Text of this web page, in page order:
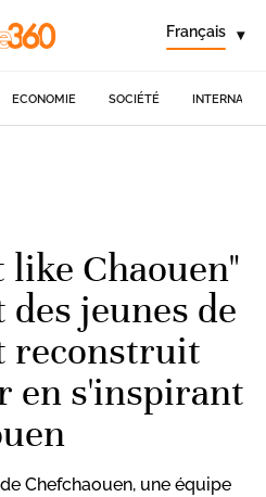
Français ▾
ECONOMIE SOCIÉTÉ
like Chaouen"
jeunes de
reconstruit
en s'inspirant
de Chefchaouen, une équipe